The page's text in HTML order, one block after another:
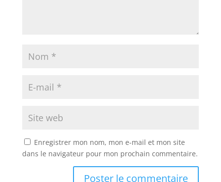
Enregistrer mon nom, mon e-mail et mon site
dans le navigateur pour mon prochain commentaire.